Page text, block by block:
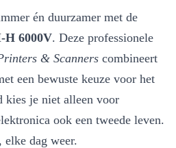
én duurzamer met de
H 6000V. Deze professionele
& Scanners combineert
een bewuste keuze voor het
je niet alleen voor
ook een tweede leven.
dag weer.